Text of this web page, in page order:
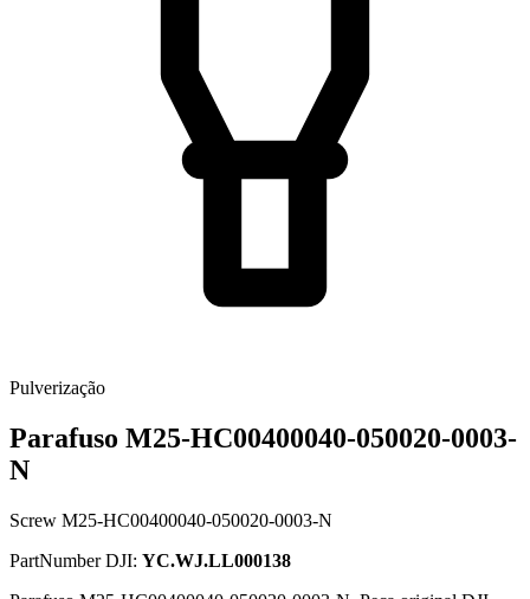
Pulverização
Parafuso M25-HC00400040-050020-0003-
N
Screw M25-HC00400040-050020-0003-N
PartNumber DJI: YC.WJ.LL000138